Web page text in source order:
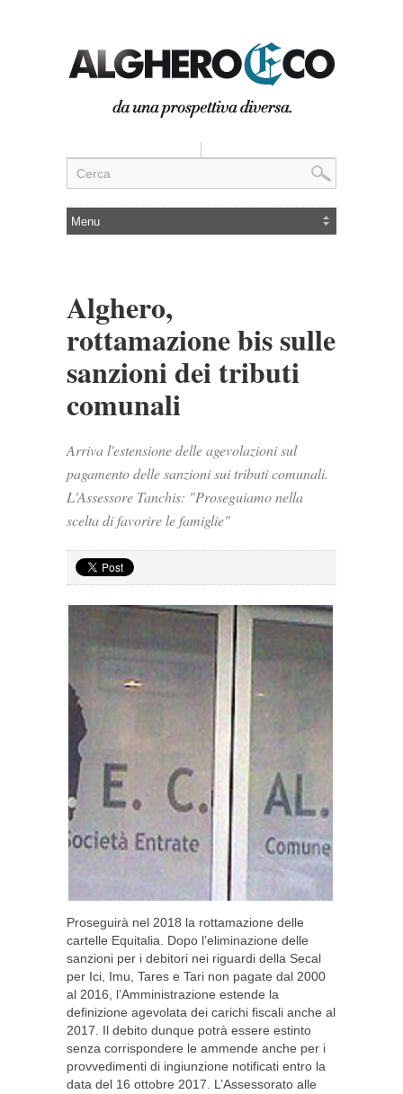
Alghero,
rottamazione bis sulle
sanzioni dei tributi
comunali
Arriva l'estensione delle agevolazioni sul
pagamento delle sanzioni sui tributi comunali.
L'Assessore Tanchis: "Proseguiamo nella
scelta di favorire le famiglie"
Proseguirà nel 2018 la rottamazione delle
cartelle Equitalia. Dopo l’eliminazione delle
sanzioni per i debitori nei riguardi della Secal
per Ici, Imu, Tares e Tari non pagate dal 2000
al 2016, l’Amministrazione estende la
definizione agevolata dei carichi fiscali anche al
2017. Il debito dunque potrà essere estinto
senza corrispondere le ammende anche per i
provvedimenti di ingiunzione notificati entro la
data del 16 ottobre 2017. L’Assessorato alle